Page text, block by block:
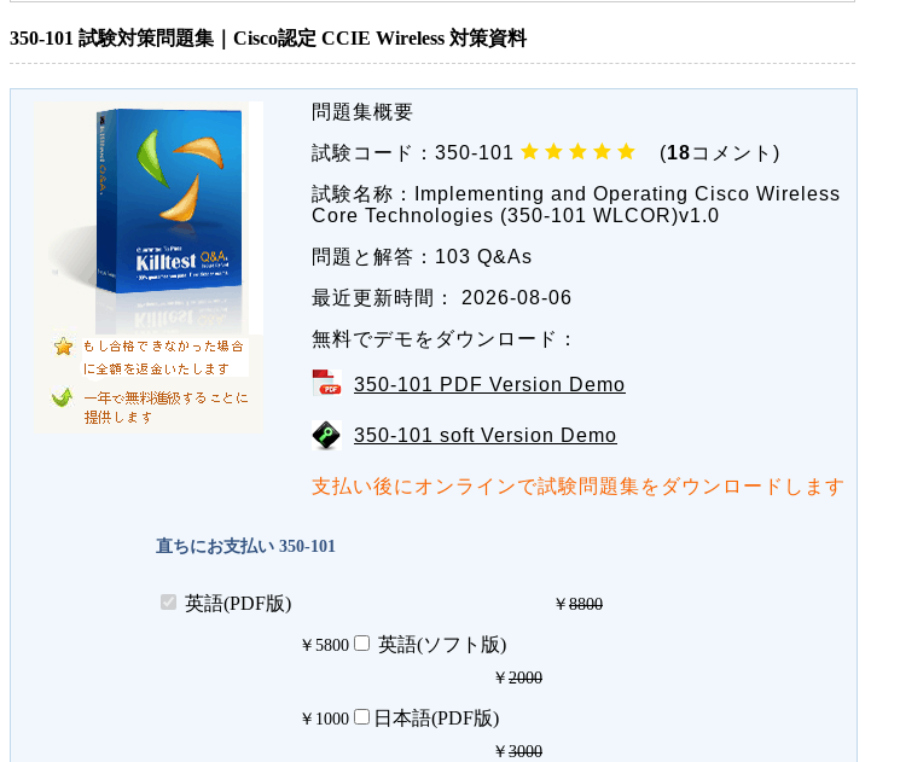
350-101 試験対策問題集｜Cisco認定 CCIE Wireless 対策資料
問題集概要
試験コード： 350-101 (18コメント)
試験名称：
Implementing and Operating Cisco Wireless
Core Technologies (350-101 WLCOR)v1.0
問題と解答： 103 Q&As
最近更新時間：
2026-08-06
無料でデモをダウンロード：
350-101 PDF Version Demo
350-101 soft Version Demo
支払い後にオンラインで試験問題集をダウンロードします
直ちにお支払い 350-101
英語(PDF版) ￥ 8800
￥ 5800 英語(ソフト版)
￥ 2000
￥ 1000 日本語(PDF版)
￥ 3000